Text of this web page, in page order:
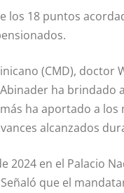
los 18 puntos
(CMD), doctor
ha brindado
ha aportado a los
alcanzados
en el Palacio
que el